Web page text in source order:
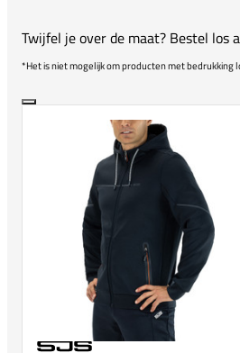
Twijfel je over de maat? Bestel los
*Het is niet mogelijk om producten met bedrukking